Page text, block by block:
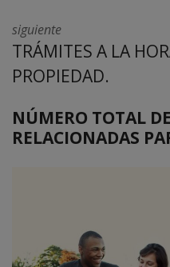
siguiente
TRÁMITES A LA
PROPIEDAD.
NÚMERO TOTAL
RELACIONADAS